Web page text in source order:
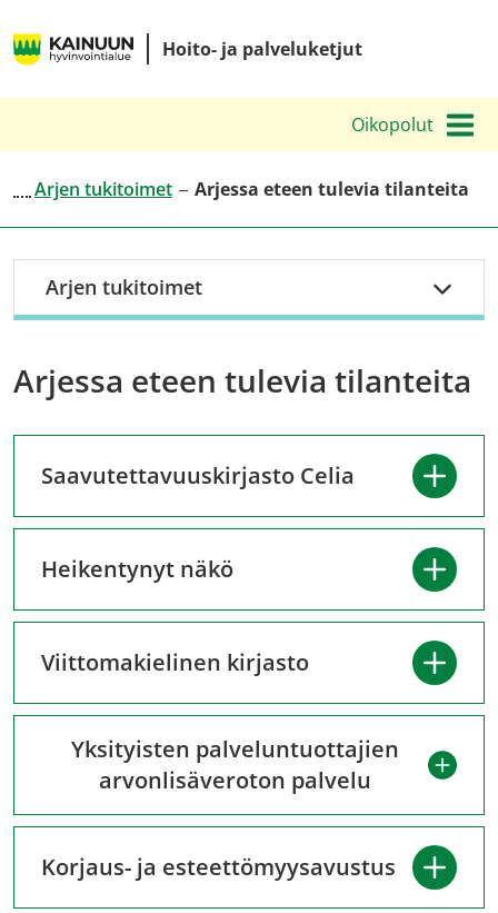
sisältöön
Oikopolut
Kainuun
Hoito- ja palveluketjut
Arjen tukitoimet Arjessa eteen tulevia tilanteita
Arjen tukitoimet
Arjessa eteen tulevia tilanteita
Saavutettavuuskirjasto Celia
Heikentynyt näkö
Viittomakielinen kirjasto
Yksityisten palveluntuottajien
arvonlisäveroton palvelu
Korjaus- ja esteettömyysavustus